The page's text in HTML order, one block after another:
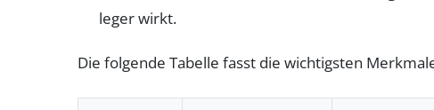
leger wirkt.
Die folgende Tabelle fasst die wichtigsten